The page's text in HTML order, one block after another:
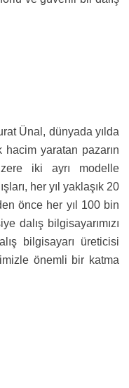
Ünal, dünyada yılda
hacim yaratan pazarın
iki ayrı modelle
her yıl yaklaşık 20
önce her yıl 100 bin
dalış bilgisayarımızı
bilgisayarı üreticisi
önemli bir katma